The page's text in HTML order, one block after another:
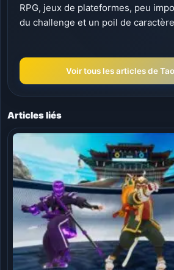
RPG, jeux de plateformes, peu
du challenge et un poil de
Voir tous les articles de
Articles liés